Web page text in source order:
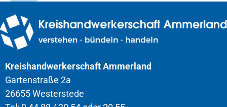
Kreishandwerkerschaft Ammerland
Gartenstraße 2a
26655 Westerstede